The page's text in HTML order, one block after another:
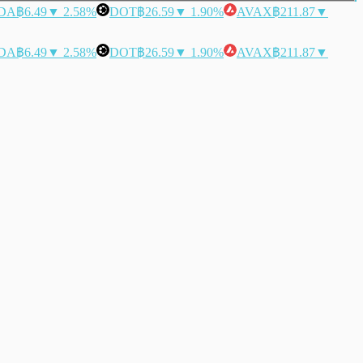
฿6.49▼ 2.58% DOT฿26.59▼ 1.90% AVAX฿211.87▼
฿6.49▼ 2.58% DOT฿26.59▼ 1.90% AVAX฿211.87▼